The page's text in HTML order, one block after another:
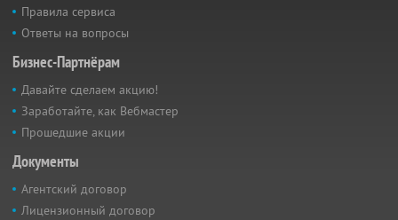
Правила сервиса
Ответы на вопросы
Бизнес-Партнёрам
Давайте сделаем акцию!
Заработайте, как Вебмастер
Прошедшие акции
Документы
Агентский договор
Лицензионный договор